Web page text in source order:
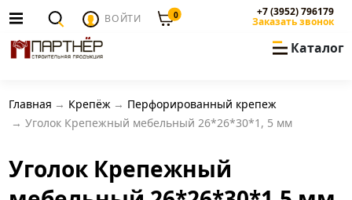
ВОЙТИ 0 +7 (3952) 796179
Заказать звонок
Каталог
Главная Крепёж
Перфорированный крепеж
Уголок Крепежный мебельный 26*26*30*1, 5 мм
Уголок Крепежный